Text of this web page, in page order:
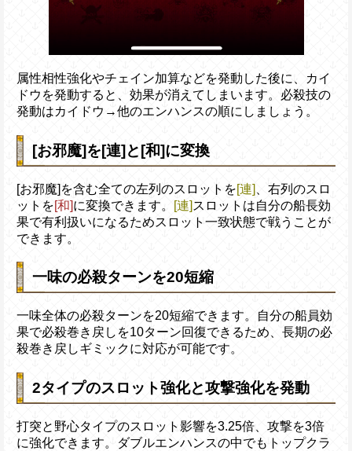
属性相性強化やチェイン加算などを発動した後に、カイ
ドウを発動すると、効果が消えてしまいます。必殺技の
発動はカイドウ→他のエンハンスの順にしましょう。
[お邪魔]を[連]と[和]に変換
[お邪魔]を含む全ての左列のスロットを[連]
、右列のスロ
ットを[和]に変換できます。 [連] スロットは自分の船長効
果で有利扱いになるためスロット一致状態で戦うことが
できます。
一味の必殺ターンを20短縮
一味全体の必殺ターンを20短縮できます。自分の船員効
果で必殺巻き戻しを10ターン回復できるため、長期の必
殺巻き戻しギミックに対応が可能です。
2タイプのスロット強化と攻撃強化を発動
打突と野心タイプのスロット影響を3.25倍、攻撃を3倍
に強化できます。ダブルエンハンスの中でもトップクラ